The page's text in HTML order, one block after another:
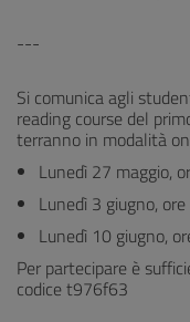
---
Si comunica agli
reading course del
terranno in modalità
Lunedì 27 maggio,
Lunedì 3 giugno,
Lunedì 10 giugno,
Per partecipare è
codice t976f63